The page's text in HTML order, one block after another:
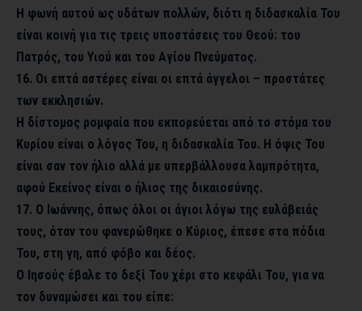
Η φωνή αυτού ως υδάτων πολλών, διότι η διδασκαλία Του
είναι κοινή για τις τρεις υποστάσεις του Θεού: του
Πατρός, του Υιού και του Αγίου Πνεύματος.
16. Οι επτά αστέρες είναι οι επτά άγγελοι – προστάτες
των εκκλησιών.
Η δίστομος ρομφαία που εκπορεύεται από το στόμα του
Κυρίου είναι ο λόγος Του, η διδασκαλία Του. Η όψις Του
είναι σαν τον ήλιο αλλά με υπερβάλλουσα λαμπρότητα,
αφού Εκείνος είναι ο ήλιος της δικαιοσύνης.
17. Ο Ιωάννης, όπως όλοι οι άγιοι λόγω της ευλάβειάς
τους, όταν του φανερώθηκε ο Κύριος, έπεσε στα πόδια
Του, στη γη, από φόβο και δέος.
Ο Ιησούς έβαλε το δεξί Του χέρι στο κεφάλι Του, για να
τον δυναμώσει και του είπε: